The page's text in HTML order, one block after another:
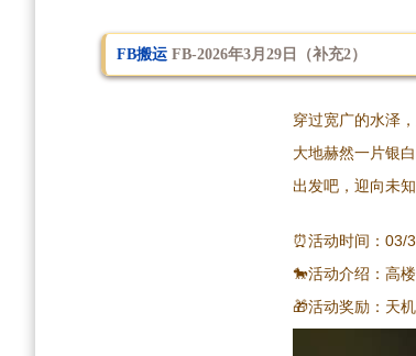
FB搬运 FB-2026年3月29日（补充2）
穿过宽广的水泽
大地赫然一片银
出发吧，迎向未
⏰活动时间：03/
🐎活动介绍：高
🎁活动奖励：天